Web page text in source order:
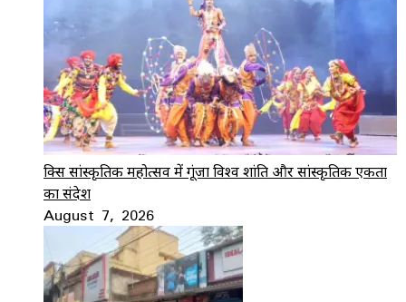
ब्रिक्स सांस्कृतिक महोत्सव में गूंजा विश्व शांति और सांस्कृतिक एकता
का संदेश
August 7, 2026